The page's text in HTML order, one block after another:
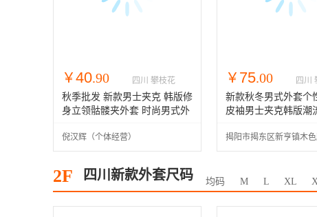
￥40.90 四川 攀枝花
秋季批发 新款男士夹克 韩版修
身立领骷髅夹外套 时尚男式外
倪汉辉（个体经营）
￥ 75.00 四川
新款秋冬男式外套个
皮袖男士夹克韩版潮
揭阳市揭东区新亨镇木
2F 四川新款外套尺码 均码 M L XL